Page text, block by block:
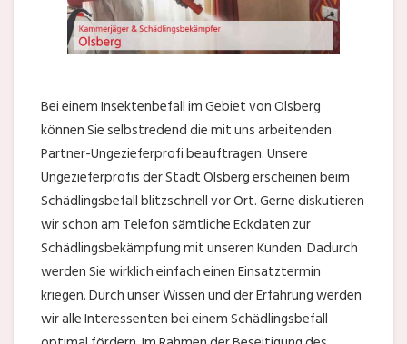
Bei einem Insektenbefall im Gebiet von Olsberg
können Sie selbstredend die mit uns arbeitenden
Partner-Ungezieferprofi beauftragen. Unsere
Ungezieferprofis der Stadt Olsberg erscheinen beim
Schädlingsbefall blitzschnell vor Ort. Gerne diskutieren
wir schon am Telefon sämtliche Eckdaten zur
Schädlingsbekämpfung mit unseren Kunden. Dadurch
werden Sie wirklich einfach einen Einsatztermin
kriegen. Durch unser Wissen und der Erfahrung werden
wir alle Interessenten bei einem Schädlingsbefall